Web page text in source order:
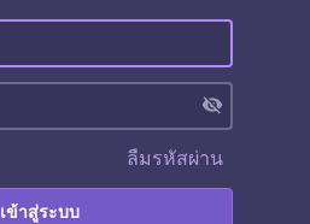
visibility_off
ลืมรหัสผ่าน
เข้าสู่ระบบ